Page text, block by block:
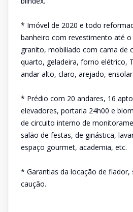
* Imóvel de 2020 e todo
banheiro com revestimento até
granito, mobiliado com cama de
quarto, geladeira, forno elétrico,
andar alto, claro, arejado,
* Prédio com 20 andares, 16
elevadores, portaria 24h00 e
de circuito interno de
salão de festas, de ginástica,
espaço gourmet, academia, etc.
* Garantias da locação de fiador,
caução.